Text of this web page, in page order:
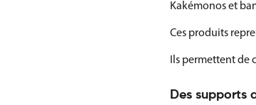
Kakémonos et
Ces produits
Ils permettent de
Des supports